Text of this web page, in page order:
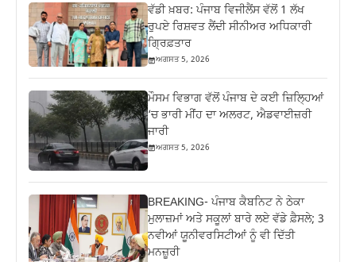
ਵੱਡੀ ਖ਼ਬਰ: ਪੰਜਾਬ ਵਿਜੀਲੈਂਸ ਵੱਲੋਂ 1 ਲੱਖ
ਰੁਪਏ ਰਿਸ਼ਵਤ ਲੈਂਦੀ ਸੀਨੀਅਰ ਅਧਿਕਾਰੀ
ਗ੍ਰਿਫ਼ਤਾਰ
ਅਗਸਤ 5, 2026
ਮੌਸਮ ਵਿਭਾਗ ਵੱਲੋਂ ਪੰਜਾਬ ਦੇ ਕਈ ਜ਼‍ਿਲ੍ਹਿਆਂ
‘ਚ ਭਾਰੀ ਮੀਂਹ ਦਾ ਅਲਰਟ, ਐਡਵਾਈਜ਼ਰੀ
ਜਾਰੀ
ਅਗਸਤ 5, 2026
BREAKING- ਪੰਜਾਬ ਕੈਬਨਿਟ ਨੇ ਠੇਕਾ
ਮੁਲਾਜ਼ਮਾਂ ਅਤੇ ਸਕੂਲਾਂ ਬਾਰੇ ਲਏ ਵੱਡੇ ਫ਼ੈਸਲੇ; 3
ਨਵੀਆਂ ਯੂਨੀਵਰਸਿਟੀਆਂ ਨੂੰ ਵੀ ਦਿੱਤੀ
ਮਨਜ਼ੂਰੀ